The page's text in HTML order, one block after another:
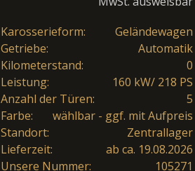
Karosserieform:
Geländewagen
Getriebe:
Automatik
Kilometerstand:
0
Leistung:
160 kW/ 218 PS
Anzahl der Türen:
5
Farbe:
wählbar - ggf. mit Aufpreis
Standort:
Zentrallager
Lieferzeit:
ab ca. 19.08.2026
Unsere Nummer:
105271